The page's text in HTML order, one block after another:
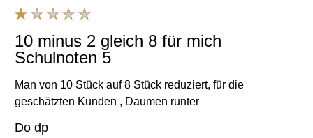
10 minus 2 gleich 8 für mich
Schulnoten 5
Man von 10 Stück auf 8 Stück reduziert, für die
geschätzten Kunden , Daumen runter
Do dp